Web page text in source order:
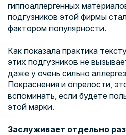
гиппоаллергенных
подгузников этой фирмы
фактором популярности.
Как показала практика
этих подгузников не
даже у очень сильно
Покраснения и опрелости,
вспоминать, если будете
этой марки.
Заслуживает отдельно